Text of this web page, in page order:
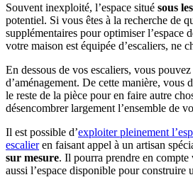
Souvent inexploité, l’espace situé sous
potentiel. Si vous êtes à la recherche de
supplémentaires pour optimiser l’espace
votre maison est équipée d’escaliers, ne
En dessous de vos escaliers, vous
d’aménagement. De cette manière, vous
le reste de la pièce pour en faire autre
désencombrer largement l’ensemble de
Il est possible d’exploiter pleinement
escalieren faisant appel à un artisan
sur mesure. Il pourra prendre en compte
aussi l’espace disponible pour construire